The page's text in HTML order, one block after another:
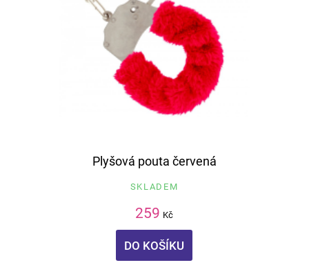
Plyšová pouta červená
SKLADEM
259 Kč
DO KOŠÍKU